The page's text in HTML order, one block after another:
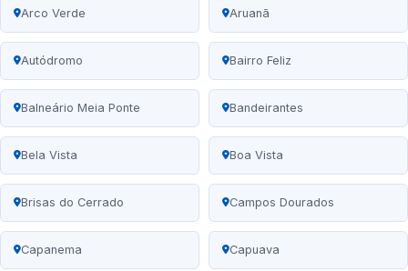
Arco Verde Aruanã
Autódromo Bairro Feliz
Balneário Meia Ponte Bandeirantes
Bela Vista Boa Vista
Brisas do Cerrado Campos Dourados
Capanema Capuava